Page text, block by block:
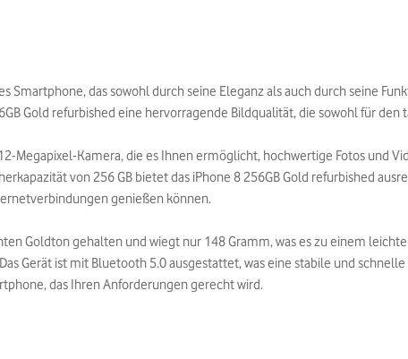
Smartphone, das sowohl durch seine Eleganz als auch durch seine
Gold refurbished eine hervorragende Bildqualität, die sowohl für
Megapixel-Kamera, die es Ihnen ermöglicht, hochwertige Fotos und
von 256 GB bietet das iPhone 8 256GB Gold refurbished
genießen können.
Goldton gehalten und wiegt nur 148 Gramm, was es zu einem
Gerät ist mit Bluetooth 5.0 ausgestattet, was eine stabile und
das Ihren Anforderungen gerecht wird.